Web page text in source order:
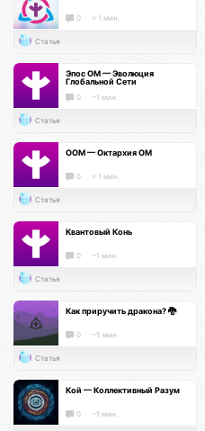
0 < 1 мин.
Статья
Эпос ОМ — Эволюция
Глобальной Сети
0 ~1 мин.
Статья
ООМ — Октархия ОМ
0 < 1 мин.
Статья
Квантовый Конь
0 ~1 мин.
Статья
Как приручить дракона? 🐉
0 ~5 мин.
Статья
Кой — Коллективный Разум
0 ~1 мин.